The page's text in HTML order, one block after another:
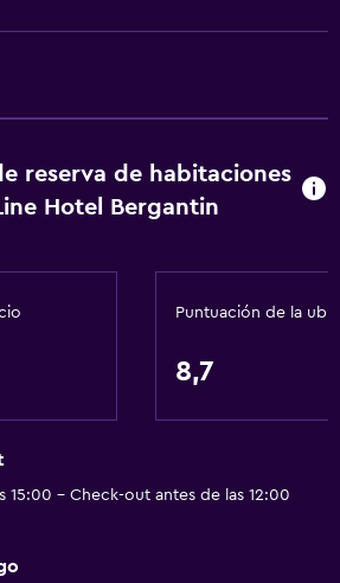
turística
reserva de habitaciones
Hotel Bergantin
Puntuación de la
8,7
15:00 - Check-out antes de las 12:00